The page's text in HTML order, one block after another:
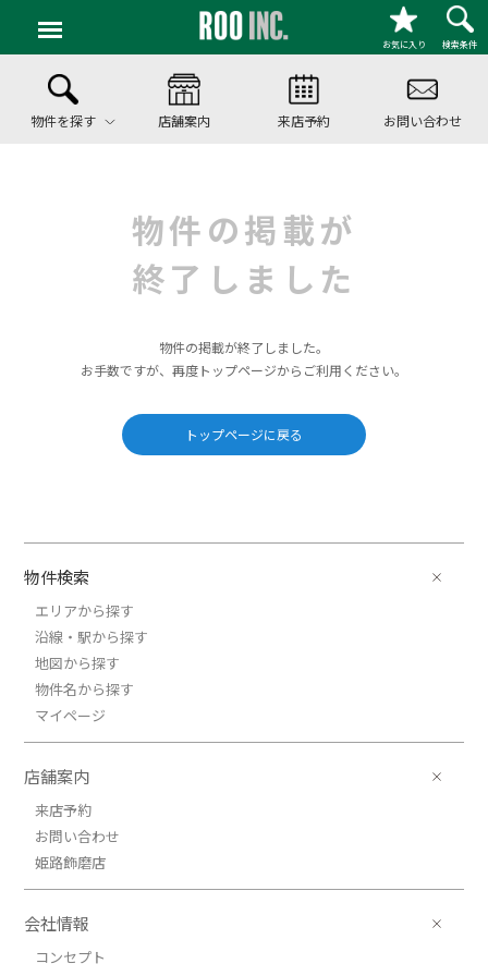
お気に入り 検索条件
物件を探す 店舗案内 来店予約 お問い合わせ
物件の掲載が
終了しました
物件の掲載が終了しました。
お手数ですが、再度トップページからご利用ください。
トップページに戻る
物件検索
エリアから探す
沿線・駅から探す
地図から探す
物件名から探す
マイページ
店舗案内
来店予約
お問い合わせ
姫路飾磨店
会社情報
コンセプト